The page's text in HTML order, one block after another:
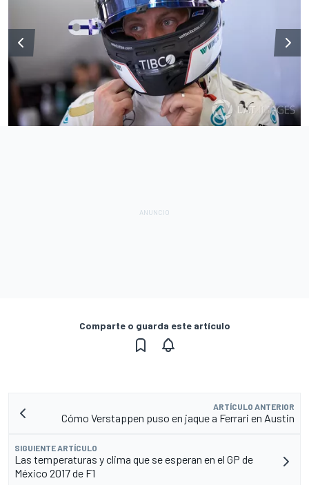
Comparte o guarda este artículo
ARTÍCULO ANTERIOR
Cómo Verstappen puso en jaque a Ferrari en Austin
SIGUIENTE ARTÍCULO
Las temperaturas y clima que se esperan en el GP de
México 2017 de F1